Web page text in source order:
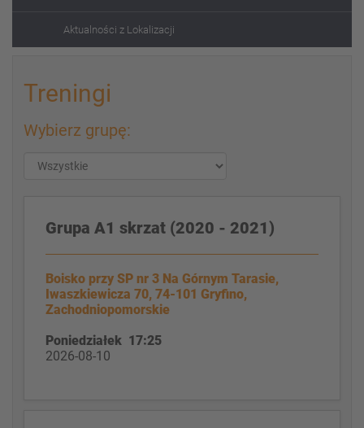
Aktualności z Lokalizacji
Treningi
Wybierz grupę:
Grupa A1 skrzat (2020 - 2021)
Boisko przy SP nr 3 Na Górnym Tarasie,
Iwaszkiewicza 70, 74-101 Gryfino,
Zachodniopomorskie
Poniedziałek 17:25
2026-08-10